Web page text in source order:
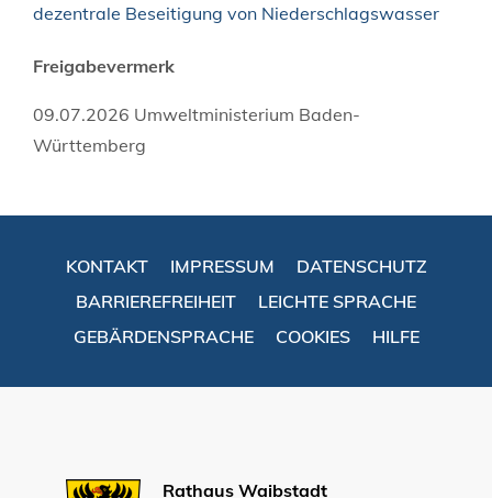
dezentrale Beseitigung von Niederschlagswasser
Freigabevermerk
09.07.2026 Umweltministerium Baden-
Württemberg
KONTAKT IMPRESSUM
DATENSCHUTZ
BARRIEREFREIHEIT
LEICHTE SPRACHE
GEBÄRDENSPRACHE
COOKIES HILFE
Rathaus Waibstadt